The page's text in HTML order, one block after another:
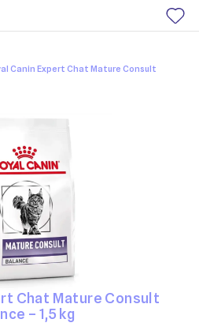
Canin Expert Chat Mature Consult
Chat Mature Consult
– 1,5 kg